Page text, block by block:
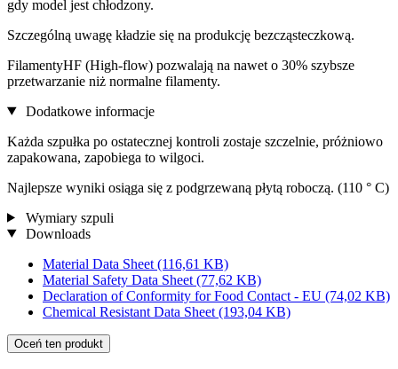
gdy model jest chłodzony.
Szczególną uwagę kładzie się na produkcję bezcząsteczkową.
FilamentyHF (High-flow) pozwalają na nawet o 30% szybsze
przetwarzanie niż normalne filamenty.
Dodatkowe informacje
Każda szpułka po ostatecznej kontroli zostaje szczelnie, próżniowo
zapakowana, zapobiega to wilgoci.
Najlepsze wyniki osiąga się z podgrzewaną płytą roboczą. (110 ° C)
Wymiary szpuli
Downloads
Material Data Sheet (116,61 KB)
Material Safety Data Sheet (77,62 KB)
Declaration of Conformity for Food Contact - EU (74,02 KB)
Chemical Resistant Data Sheet (193,04 KB)
Oceń ten produkt